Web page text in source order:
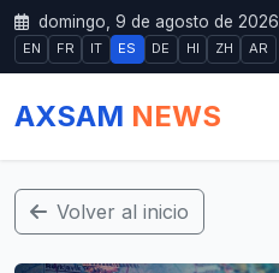
domingo, 9 de agosto de 2026
EN FR IT ES DE HI ZH AR
AXSAM NEWS
Volver al inicio